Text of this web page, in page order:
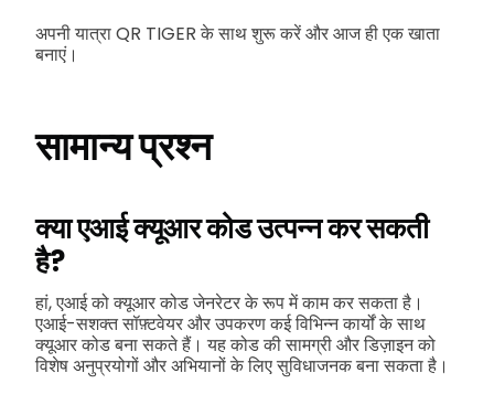
अपनी यात्रा QR TIGER के साथ शुरू करें और आज ही एक खाता
बनाएं।
सामान्य प्रश्न
क्या एआई क्यूआर कोड उत्पन्न कर सकती
है?
हां, एआई को क्यूआर कोड जेनरेटर के रूप में काम कर सकता है।
एआई-सशक्त सॉफ़्टवेयर और उपकरण कई विभिन्न कार्यों के साथ
क्यूआर कोड बना सकते हैं। यह कोड की सामग्री और डिज़ाइन को
विशेष अनुप्रयोगों और अभियानों के लिए सुविधाजनक बना सकता है।